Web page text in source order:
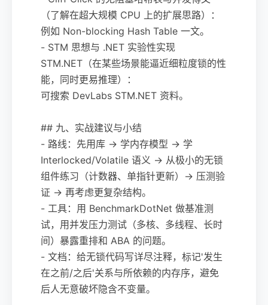
（了解在超大规模 CPU 上的扩展思路）：
例如 Non-blocking Hash Table 一文。
- STM 思想与 .NET 实验性实现
STM.NET（在某些场景能逼近细粒度锁的性
能，同时更易推理）：
可搜索 DevLabs STM.NET 资料。
## 九、实战建议与小结
- 路线：先用库 -> 学内存模型 -> 学
Interlocked/Volatile 语义 -> 从极小的无锁
组件练习（计数器、单指针更新）-> 压测验
证 -> 再考虑更复杂结构。
- 工具：用 BenchmarkDotNet 做基准测
试，用并发压力测试（多核、多线程、长时
间）暴露重排和 ABA 的问题。
- 文档：给无锁代码写详尽注释，标记'发生
在之前/之后'关系与所依赖的内存序，避免
后人无意破坏隐含不变量。